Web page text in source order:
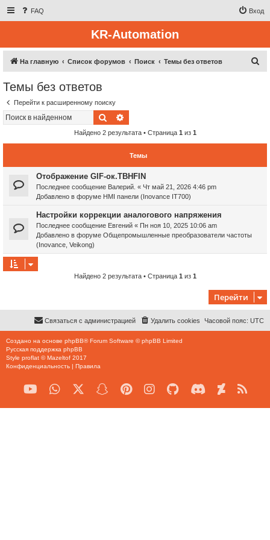
FAQ Вход
KR-Automation
На главную Список форумов Поиск Темы без ответов
Темы без ответов
Перейти к расширенному поиску
Поиск
Найдено 2 результата • Страница 1 из 1
Темы
Отображение GIF-ок.TBHFIN
Последнее сообщение Валерий. « Чт май 21, 2026 4:46 pm
Добавлено в форуме HMI панели (Inovance IT700)
Настройки коррекции аналогового напряжения
Последнее сообщение Евгений « Пн ноя 10, 2025 10:06 am
Добавлено в форуме Общепромышленные преобразователи частоты
(Inovance, Veikong)
Найдено 2 результата • Страница 1 из 1
Перейти
Часовой пояс: UTC
Удалить cookies
Связаться с администрацией
Создано на основе phpBB® Forum Software © phpBB Limited
Русская поддержка phpBB
Style proflat ©Mazeltof 2017
Конфиденциальность | Правила